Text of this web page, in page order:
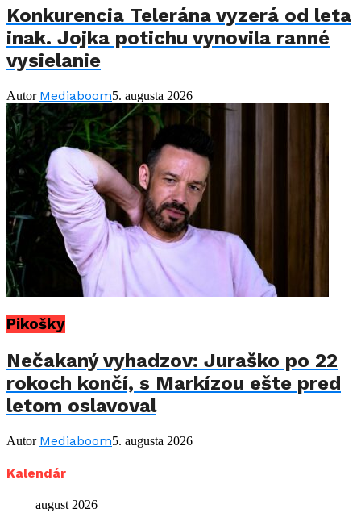
Konkurencia Telerána vyzerá od leta
inak. Jojka potichu vynovila ranné
vysielanie
Autor Mediaboom5. augusta 2026
Pikošky
Nečakaný vyhadzov: Juraško po 22
rokoch končí, s Markízou ešte pred
letom oslavoval
Autor Mediaboom5. augusta 2026
Kalendár
august 2026